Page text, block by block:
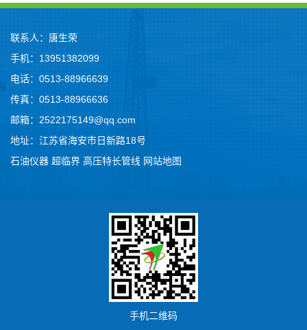
联系人：唐生荣
手机：13951382099
电话：0513-88966639
传真：0513-88966636
邮箱：2522175149@qq.com
地址：江苏省海安市日新路18号
石油仪器 超临界 高压特长管线 网站地图
手机二维码